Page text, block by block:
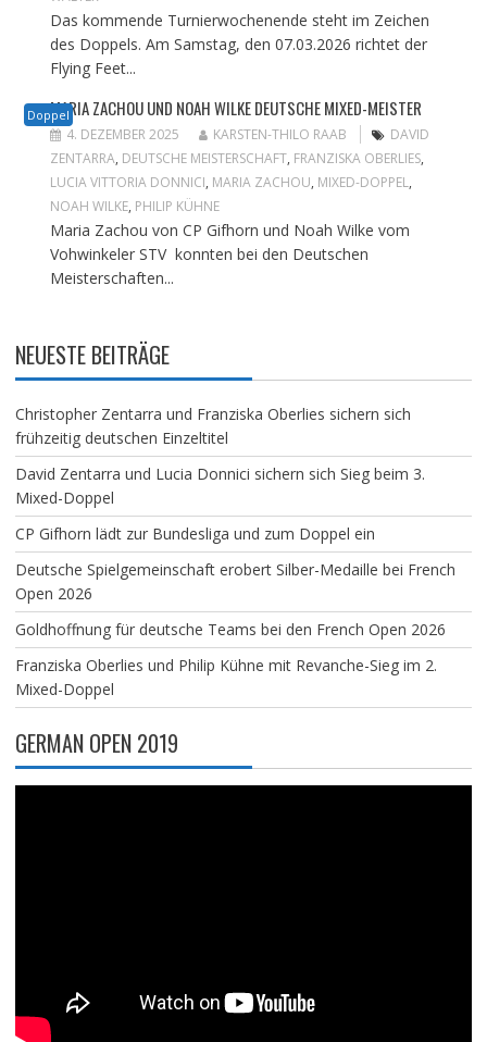
Das kommende Turnierwochenende steht im Zeichen
des Doppels. Am Samstag, den 07.03.2026 richtet der
Flying Feet...
DoppelMARIA ZACHOU UND NOAH WILKE DEUTSCHE MIXED-MEISTER
4. DEZEMBER 2025 KARSTEN-THILO RAAB
DAVID
ZENTARRA, DEUTSCHE MEISTERSCHAFT, FRANZISKA OBERLIES,
LUCIA VITTORIA DONNICI, MARIA ZACHOU, MIXED-DOPPEL,
NOAH WILKE, PHILIP KÜHNE
Maria Zachou von CP Gifhorn und Noah Wilke vom
Vohwinkeler STV konnten bei den Deutschen
Meisterschaften...
NEUESTE BEITRÄGE
Christopher Zentarra und Franziska Oberlies sichern sich
frühzeitig deutschen Einzeltitel
David Zentarra und Lucia Donnici sichern sich Sieg beim 3.
Mixed-Doppel
CP Gifhorn lädt zur Bundesliga und zum Doppel ein
Deutsche Spielgemeinschaft erobert Silber-Medaille bei French
Open 2026
Goldhoffnung für deutsche Teams bei den French Open 2026
Franziska Oberlies und Philip Kühne mit Revanche-Sieg im 2.
Mixed-Doppel
GERMAN OPEN 2019